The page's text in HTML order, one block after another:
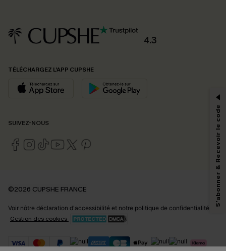
4.3
TÉLÉCHARGEZ L’APP CUPSHE
SUIVEZ-NOUS
©2026 CUPSHE FRANCE
Voir nôtre déclaration d'accessibilité et notre politique de confidentialité.
Gestion des cookies
PROFITEZ DE -15%
-15% dès 2 Achetés par E-mail
En soumettant votre adresse e-mail, vous acceptez de recevoir des e-mails
marketing (y compris du contenu généré par l'IA) de Cupshe et
personnaliser nos contenus et nos offres, et de vous recommander des
Politique de
confidentialité. Vous pouvez vous désabonner à tout moment.
S'abonner & Recevoir le code